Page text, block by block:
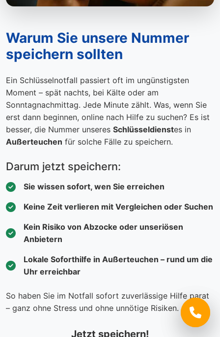
Warum Sie unsere Nummer
speichern sollten
Ein Schlüsselnotfall passiert oft im ungünstigsten
Moment – spät nachts, bei Kälte oder am
Sonntagnachmittag. Jede Minute zählt. Was, wenn Sie
erst dann beginnen, online nach Hilfe zu suchen? Es ist
besser, die Nummer unseres Schlüsseldienstes in
Außerteuchen für solche Fälle zu speichern.
Darum jetzt speichern:
Sie wissen sofort, wen Sie erreichen
Keine Zeit verlieren mit Vergleichen oder Suchen
Kein Risiko von Abzocke oder unseriösen
Anbietern
Lokale Soforthilfe in Außerteuchen – rund um die
Uhr erreichbar
So haben Sie im Notfall sofort zuverlässige Hilfe parat
– ganz ohne Stress und ohne unnötige Risiken.
Jetzt speichern!